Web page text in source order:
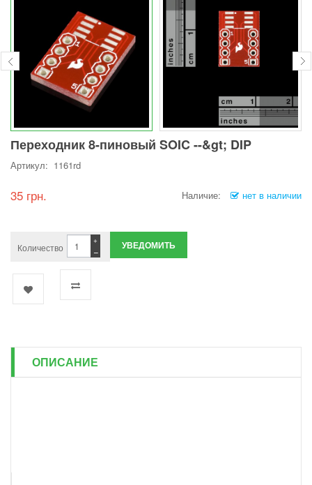
Переходник 8-пиновый SOIC --&gt; DIP
Артикул: 1161rd
35 грн. Наличие: нет в наличии
Количество −
+ УВЕДОМИТЬ
ОПИСАНИЕ